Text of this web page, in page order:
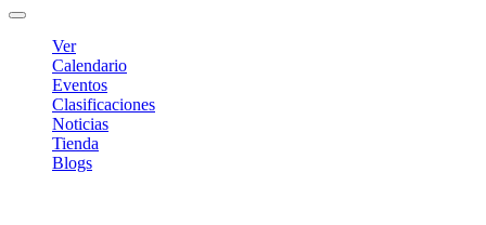
Ver
Calendario
Eventos
Clasificaciones
Noticias
Tienda
Blogs